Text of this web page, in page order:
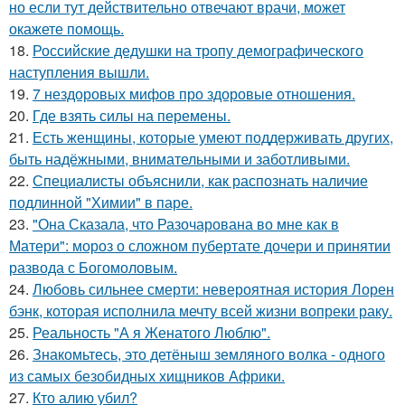
но если тут действительно отвечают врачи, может
окажете помощь.
18. Российские дедушки на тропу демографического
наступления вышли.
19. 7 нездоровых мифов про здоровые отношения.
20. Где взять силы на перемены.
21. Есть женщины, которые умеют поддерживать других,
быть надёжными, внимательными и заботливыми.
22. Специалисты объяснили, как распознать наличие
подлинной "Химии" в паре.
23. "Она Сказала, что Разочарована во мне как в
Матери": мороз о сложном пубертате дочери и принятии
развода с Богомоловым.
24. Любовь сильнее смерти: невероятная история Лорен
бэнк, которая исполнила мечту всей жизни вопреки раку.
25. Реальность "А я Женатого Люблю".
26. Знакомьтесь, это детёныш земляного волка - одного
из самых безобидных хищников Африки.
27. Кто алию убил?